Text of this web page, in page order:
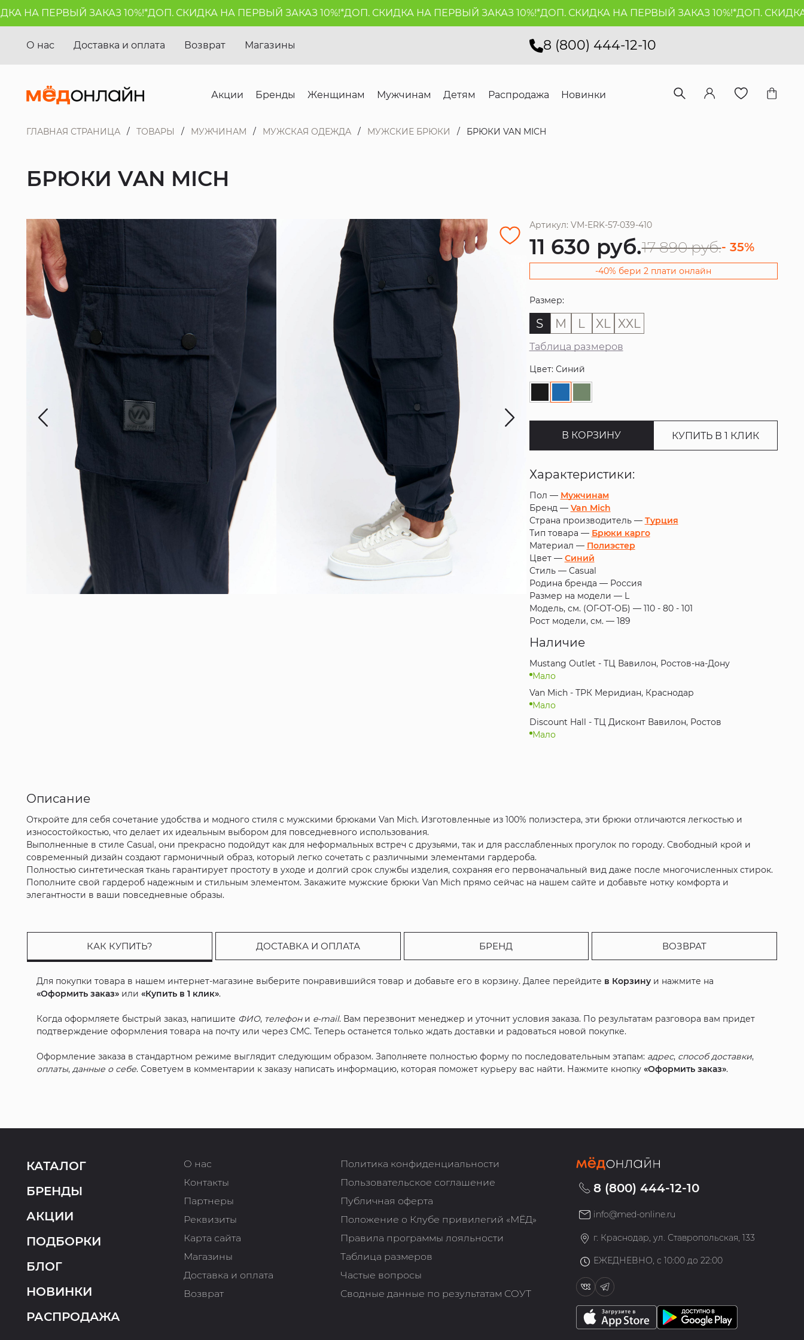
ПЕРВЫЙ ЗАКАЗ 10%!*ДОП. СКИДКА НА ПЕРВЫЙ ЗАКАЗ 10%!*ДОП. СКИДКА НА ПЕРВЫЙ ЗАКАЗ 10%!*ДОП. СКИДКА НА ПЕРВЫЙ ЗАКАЗ 10%!*ДОП. СКИДКА
8 (800) 444-12-10
О нас Доставка и оплата Возврат Магазины
Акции Бренды Женщинам Мужчинам Детям Распродажа Новинки
ГЛАВНАЯ СТРАНИЦА ТОВАРЫ МУЖЧИНАМ МУЖСКАЯ ОДЕЖДА МУЖСКИЕ БРЮКИ БРЮКИ VAN MICH
БРЮКИ VAN MICH
Артикул: VM-ERK-57-039-410
11 630 руб.17 890 руб.- 35%
-40% бери 2 плати онлайн
Размер:
S M L XL XXL
Таблица размеров
Цвет: Синий
В КОРЗИНУ КУПИТЬ В 1 КЛИК
Характеристики:
Пол — Мужчинам
Бренд — Van Mich
Страна производитель — Турция
Тип товара — Брюки карго
Материал — Полиэстер
Цвет — Синий
Стиль — Casual
Родина бренда — Россия
Размер на модели — L
Модель, см. (ОГ-ОТ-ОБ) — 110 - 80 - 101
Рост модели, см. — 189
Наличие
Mustang Outlet - ТЦ Вавилон, Ростов-на-Дону
Мало
Van Mich - ТРК Меридиан, Краснодар
Мало
Discount Hall - ТЦ Дисконт Вавилон, Ростов
Мало
Описание
Откройте для себя сочетание удобства и модного стиля с мужскими брюками Van Mich. Изготовленные из 100% полиэстера, эти брюки отличаются легкостью и
износостойкостью, что делает их идеальным выбором для повседневного использования.
Выполненные в стиле Casual, они прекрасно подойдут как для неформальных встреч с друзьями, так и для расслабленных прогулок по городу. Свободный крой и
современный дизайн создают гармоничный образ, который легко сочетать с различными элементами гардероба.
Полностью синтетическая ткань гарантирует простоту в уходе и долгий срок службы изделия, сохраняя его первоначальный вид даже после многочисленных стирок.
Пополните свой гардероб надежным и стильным элементом. Закажите мужские брюки Van Mich прямо сейчас на нашем сайте и добавьте нотку комфорта и
элегантности в ваши повседневные образы.
КАК КУПИТЬ? ДОСТАВКА И ОПЛАТА БРЕНД ВОЗВРАТ
Для покупки товара в нашем интернет-магазине выберите понравившийся товар и добавьте его в корзину. Далее перейдите в Корзину и нажмите на
«Оформить заказ» или«Купить в 1 клик».
Когда оформляете быстрый заказ, напишите ФИО, телефони e-mail. Вам перезвонит менеджер и уточнит условия заказа. По результатам разговора вам придет
подтверждение оформления товара на почту или через СМС. Теперь останется только ждать доставки и радоваться новой покупке.
Оформление заказа в стандартном режиме выглядит следующим образом. Заполняете полностью форму по последовательным этапам: адрес, способ доставки,
оплаты,данные о себе. Советуем в комментарии к заказу написать информацию, которая поможет курьеру вас найти. Нажмите кнопку«Оформить заказ».
КАТАЛОГ
БРЕНДЫ
АКЦИИ
ПОДБОРКИ
БЛОГ
НОВИНКИ
РАСПРОДАЖА
О нас
Контакты
Партнеры
Реквизиты
Карта сайта
Магазины
Доставка и оплата
Возврат
Политика конфиденциальности
Пользовательское соглашение
Публичная оферта
Положение о Клубе привилегий «МЁД»
Правила программы лояльности
Таблица размеров
Частые вопросы
Сводные данные по результатам СОУТ
8 (800) 444-12-10
info@med-online.ru
г. Краснодар, ул. Ставропольская, 133
ЕЖЕДНЕВНО, с 10:00 до 22:00